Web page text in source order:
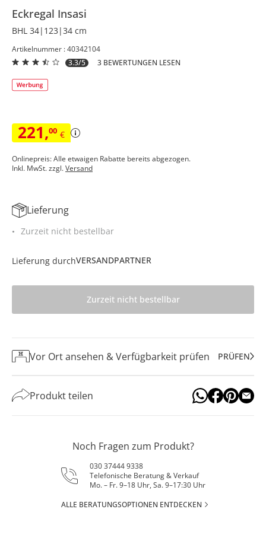
Eckregal Insasi
BHL 34|123|34 cm
Artikelnummer : 40342104
3.3/5
3 BEWERTUNGEN LESEN
221,00 €
Onlinepreis: Alle etwaigen Rabatte bereits abgezogen.
Inkl. MwSt. zzgl.Versand
Lieferung
Zurzeit nicht bestellbar
Lieferung durchVERSANDPARTNER
Zurzeit nicht bestellbar
Vor Ort ansehen & Verfügbarkeit prüfen PRÜFEN
Produkt teilen
Noch Fragen zum Produkt?
030 37444 9338
Telefonische Beratung & Verkauf
Mo. – Fr. 9–18 Uhr, Sa. 9–17:30 Uhr
ALLE BERATUNGSOPTIONEN ENTDECKEN